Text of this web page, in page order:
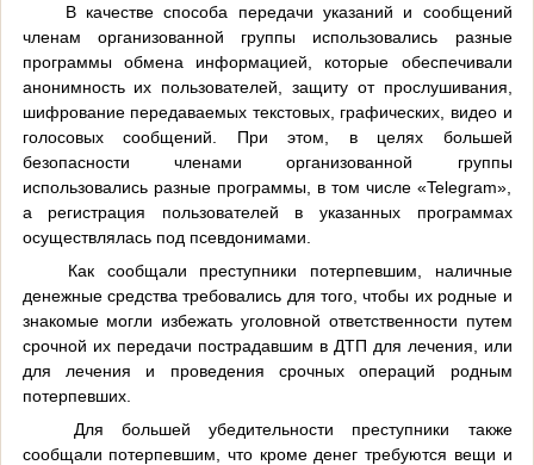
В качестве способа передачи указаний и сообщений
членам организованной группы использовались разные
программы обмена информацией, которые обеспечивали
анонимность их пользователей, защиту от прослушивания,
шифрование передаваемых текстовых, графических, видео и
голосовых сообщений. При этом, в целях большей
безопасности членами организованной группы
использовались разные программы, в том числе «Telegram»,
а регистрация пользователей в указанных программах
осуществлялась под псевдонимами.
Как сообщали преступники потерпевшим, наличные
денежные средства требовались для того, чтобы их родные и
знакомые могли избежать уголовной ответственности путем
срочной их передачи пострадавшим в ДТП для лечения, или
для лечения и проведения срочных операций родным
потерпевших.
Для большей убедительности преступники также
сообщали потерпевшим, что кроме денег требуются вещи и